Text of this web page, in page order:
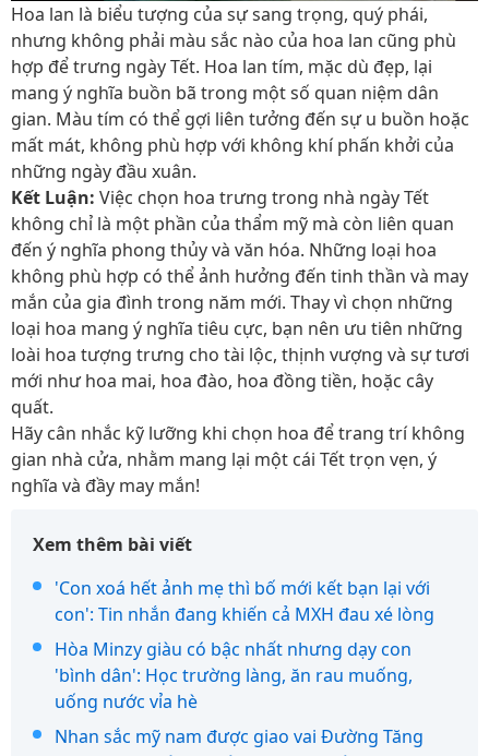
Hoa lan là biểu tượng của sự sang trọng, quý phái,
nhưng không phải màu sắc nào của hoa lan cũng phù
hợp để trưng ngày Tết. Hoa lan tím, mặc dù đẹp, lại
mang ý nghĩa buồn bã trong một số quan niệm dân
gian. Màu tím có thể gợi liên tưởng đến sự u buồn hoặc
mất mát, không phù hợp với không khí phấn khởi của
những ngày đầu xuân.
Kết Luận: Việc chọn hoa trưng trong nhà ngày Tết
không chỉ là một phần của thẩm mỹ mà còn liên quan
đến ý nghĩa phong thủy và văn hóa. Những loại hoa
không phù hợp có thể ảnh hưởng đến tinh thần và may
mắn của gia đình trong năm mới. Thay vì chọn những
loại hoa mang ý nghĩa tiêu cực, bạn nên ưu tiên những
loài hoa tượng trưng cho tài lộc, thịnh vượng và sự tươi
mới như hoa mai, hoa đào, hoa đồng tiền, hoặc cây
quất.
Hãy cân nhắc kỹ lưỡng khi chọn hoa để trang trí không
gian nhà cửa, nhằm mang lại một cái Tết trọn vẹn, ý
nghĩa và đầy may mắn!
Xem thêm bài viết
'Con xoá hết ảnh mẹ thì bố mới kết bạn lại với
con': Tin nhắn đang khiến cả MXH đau xé lòng
Hòa Minzy giàu có bậc nhất nhưng dạy con
'bình dân': Học trường làng, ăn rau muống,
uống nước vỉa hè
Nhan sắc mỹ nam được giao vai Đường Tăng